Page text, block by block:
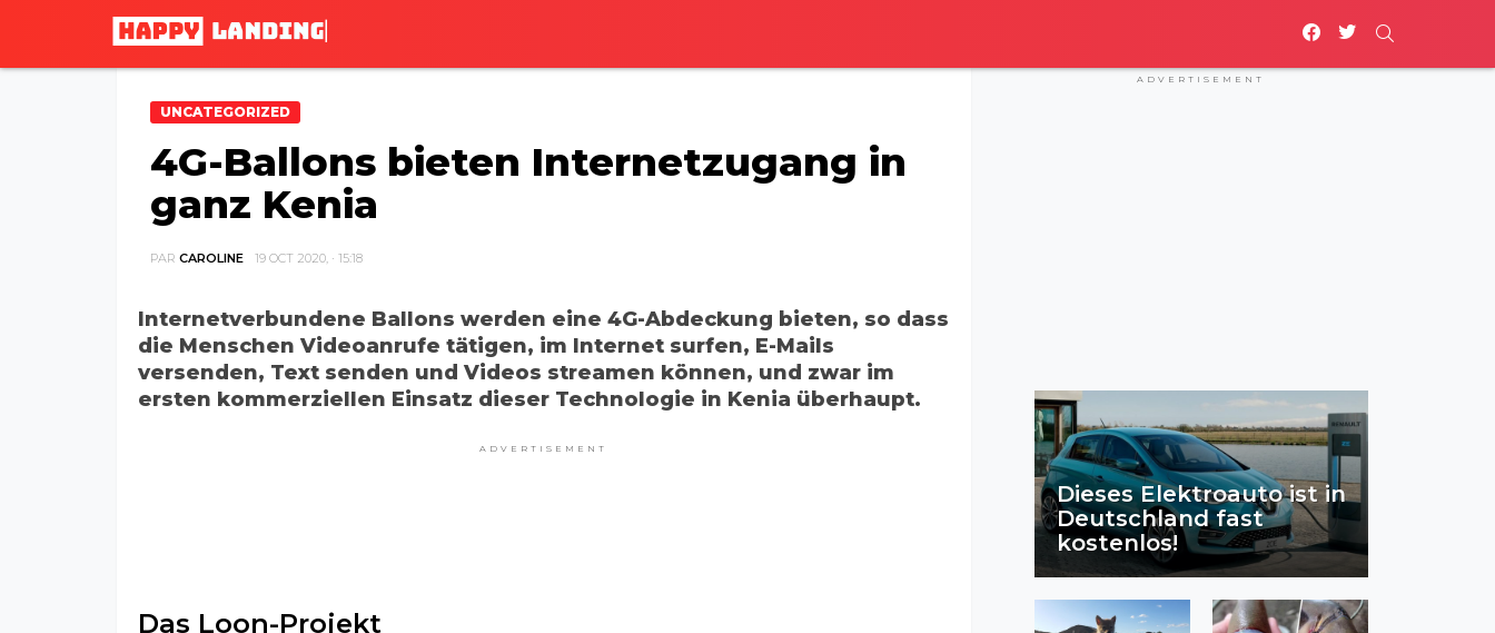
facebooktwitter
UNCATEGORIZED
4G-Ballons bieten Internetzugang in
ganz Kenia
PAR CAROLINE 19 OCT 2020, · 15:18
Internetverbundene Ballons werden eine 4G-Abdeckung bieten, so dass
die Menschen Videoanrufe tätigen, im Internet surfen, E-Mails
versenden, Text senden und Videos streamen können, und zwar im
ersten kommerziellen Einsatz dieser Technologie in Kenia überhaupt.
ADVERTISEMENT
Das Loon-Projekt
ADVERTISEMENT
Dieses Elektroauto ist in
Deutschland fast
kostenlos!